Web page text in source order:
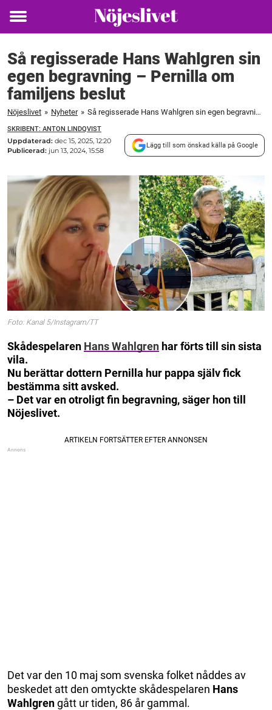
Toggle
Så regisserade Hans Wahlgren sin
egen begravning – Pernilla om
familjens beslut
Nöjeslivet » Nyheter » Så regisserade Hans Wahlgren sin egen begravning – Pernilla om familjens beslut
SKRIBENT: ANTON LINDQVIST
Uppdaterad: dec 15, 2025, 12:20
Publicerad: jun 13, 2024, 15:58
Lägg till som önskad källa på Google
Foto: Kanal 5/Instagram/TT
Skådespelaren Hans Wahlgren har förts till sin sista
vila.
Nu berättar dottern Pernilla hur pappa själv fick
bestämma sitt avsked.
– Det var en otroligt fin begravning, säger hon till
Nöjeslivet.
Det var den 10 maj som svenska folket nåddes av
beskedet att den omtyckte skådespelaren Hans
Wahlgrengått ur tiden, 86 år gammal.